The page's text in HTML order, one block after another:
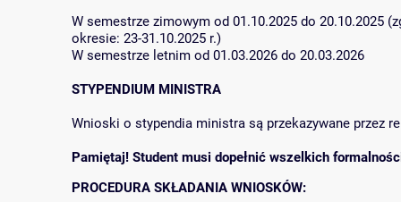
W semestrze zimowym od 01.10.2025 do 20.10.2025
okresie: 23-31.10.2025 r.)
W semestrze letnim od 01.03.2026 do 20.03.2026
STYPENDIUM MINISTRA
Wnioski o stypendia ministra są przekazywane przez
Pamiętaj! Student musi dopełnić wszelkich
PROCEDURA SKŁADANIA WNIOSKÓW: